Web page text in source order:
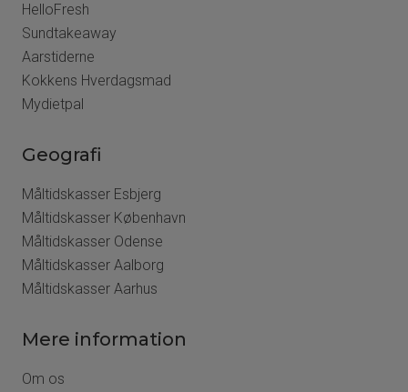
HelloFresh
Sundtakeaway
Aarstiderne
Kokkens Hverdagsmad
Mydietpal
Geografi
Måltidskasser Esbjerg
Måltidskasser København
Måltidskasser Odense
Måltidskasser Aalborg
Måltidskasser Aarhus
Mere information
Om os